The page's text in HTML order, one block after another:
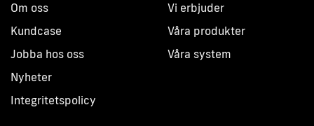
Om oss
Kundcase
Jobba hos oss
Nyheter
Integritetspolicy
Vi erbjuder
Våra produkter
Våra system